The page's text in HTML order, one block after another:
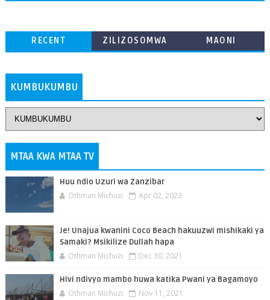
RECENT
ZILIZOSOMWA
MAONI
KUMBUKUMBU
MTAA KWA MTAA TV
Huu ndio Uzuri wa Zanzibar
Othman Michuzi Apr 02, 2023
Je! Unajua kwanini Coco Beach hakuuzwi mishikaki ya
Samaki? Msikilize Dullah hapa
Othman Michuzi Dec 30, 2021
Hivi ndivyo mambo huwa katika Pwani ya Bagamoyo
Othman Michuzi Nov 11, 2021